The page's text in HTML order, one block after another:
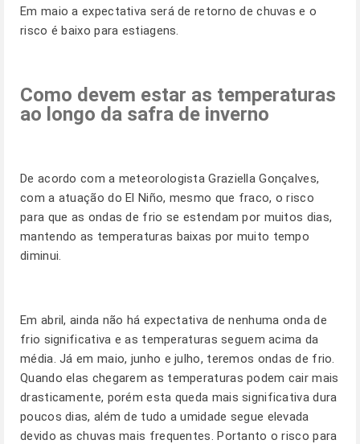
Em maio a expectativa será de retorno de chuvas e o
risco é baixo para estiagens.
Como devem estar as temperaturas
ao longo da safra de inverno
De acordo com a meteorologista Graziella Gonçalves,
com a atuação do El Niño, mesmo que fraco, o risco
para que as ondas de frio se estendam por muitos dias,
mantendo as temperaturas baixas por muito tempo
diminui.
Em abril, ainda não há expectativa de nenhuma onda de
frio significativa e as temperaturas seguem acima da
média. Já em maio, junho e julho, teremos ondas de frio.
Quando elas chegarem as temperaturas podem cair mais
drasticamente, porém esta queda mais significativa dura
poucos dias, além de tudo a umidade segue elevada
devido as chuvas mais frequentes. Portanto o risco para